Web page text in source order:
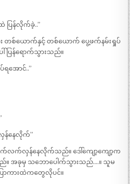
ပြန်လိုက်ခဲ့..”
း တစ်ယောက်နှင့် တစ်ယောက် ပွေ့ဖက်နမ်းရှုပ်
ပြန်ရောက်သွားသည်။
အောင်..”
န်နေလိုက်”
လက်လှန်နေလိုက်သည်။ ဒေါ်ကျော့ကျော့က
အခုမှ သဘောပေါက်သွားသည်….။ သူမ
ာကားထဲကတွေလိုပင်။